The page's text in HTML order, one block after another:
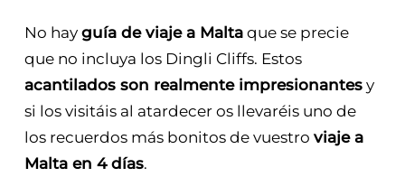
No hay guía de viaje a Maltaque se precie
que no incluya los Dingli Cliffs. Estos
acantilados son realmente impresionantesy
si los visitáis al atardecer os llevaréis uno de
los recuerdos más bonitos de vuestro viaje a
Malta en 4 días.